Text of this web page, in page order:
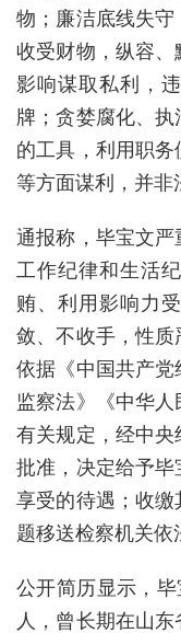
物；廉洁底线失
收受财物，纵容
影响谋取私利，
牌；贪婪腐化、
的工具，利用职
等方面谋利，并非
通报称，毕宝文严
工作纪律和生活
贿、利用影响力
敛、不收手，性质
依据《中国共产
监察法》《中华
有关规定，经中
批准，决定给予
享受的待遇；收
题移送检察机关依
公开简历显示，
人，曾长期在山